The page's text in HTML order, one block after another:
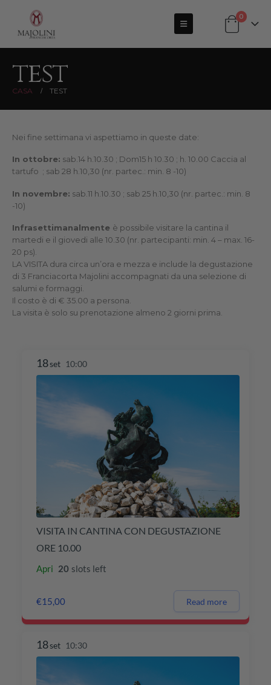
0
test
CASA TEST
Nei fine settimana vi aspettiamo in queste date:
In ottobre: sab.14 h.10.30 ; Dom15 h 10.30 ; h. 10.00 Caccia al
tartufo ; sab 28 h.10,30 (nr. partec.: min. 8 -10)
In novembre: sab.11 h.10.30 ; sab 25 h.10,30 (nr. partec.: min. 8
-10)
Infrasettimanalmente è possibile visitare la cantina il
martedi e il giovedi alle 10.30 (nr. partecipanti: min. 4 – max. 16-
20 ps).
LA VISITA dura circa un’ora e mezza e include la degustazione
di 3 Franciacorta Majolini accompagnati da una selezione di
salumi e formaggi.
Il costo è di € 35.00 a persona.
La visita è solo su prenotazione almeno 2 giorni prima.
18set 10:00
VISITA IN CANTINA CON DEGUSTAZIONE
ORE 10.00
Apri 20 slots left
€15,00 Read more
18set 10:30